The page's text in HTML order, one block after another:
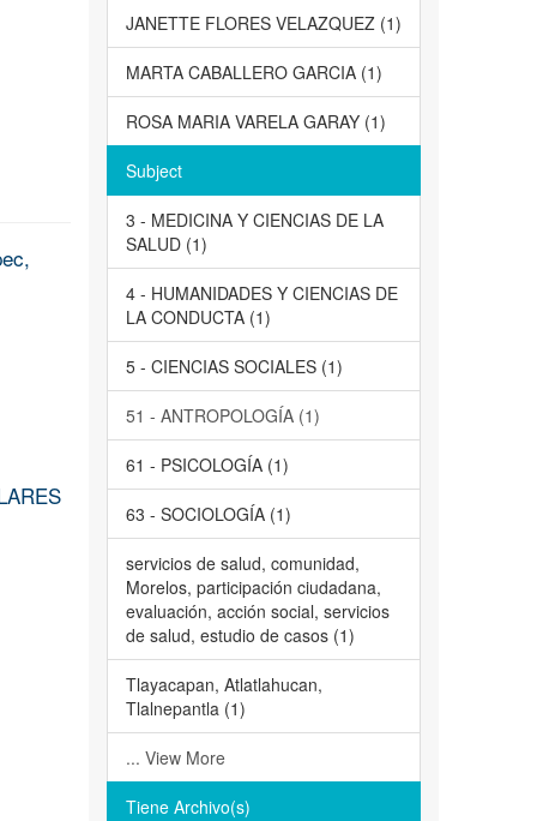
JANETTE FLORES VELAZQUEZ (1)
MARTA CABALLERO GARCIA (1)
ROSA MARIA VARELA GARAY (1)
Subject
3 - MEDICINA Y CIENCIAS DE LA
SALUD (1)
4 - HUMANIDADES Y CIENCIAS DE
LA CONDUCTA (1)
5 - CIENCIAS SOCIALES (1)
51 - ANTROPOLOGÍA (1)
61 - PSICOLOGÍA (1)
63 - SOCIOLOGÍA (1)
servicios de salud, comunidad,
Morelos, participación ciudadana,
evaluación, acción social, servicios
de salud, estudio de casos (1)
Tlayacapan, Atlatlahucan,
Tlalnepantla (1)
... View More
Tiene Archivo(s)